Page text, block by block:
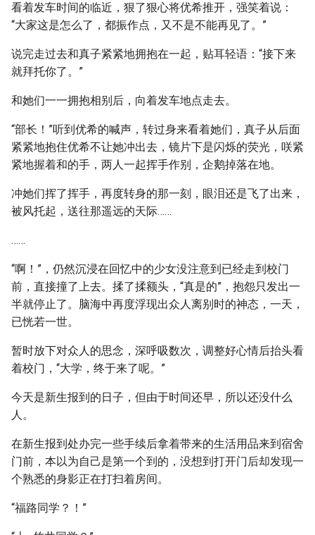
看着发车时间的临近，狠了狠心将优希推开，强笑着说：
“大家这是怎么了，都振作点，又不是不能再见了。”
说完走过去和真子紧紧地拥抱在一起，贴耳轻语：“接下来
就拜托你了。”
和她们一一拥抱相别后，向着发车地点走去。
“部长！”听到优希的喊声，转过身来看着她们，真子从后面
紧紧地抱住优希不让她冲出去，镜片下是闪烁的荧光，咲紧
紧地握着和的手，两人一起挥手作别，企鹅掉落在地。
冲她们挥了挥手，再度转身的那一刻，眼泪还是飞了出来，
被风托起，送往那遥远的天际……
……
“啊！”，仍然沉浸在回忆中的少女没注意到已经走到校门
前，直接撞了上去。揉了揉额头，“真是的”，抱怨只发出一
半就停止了。脑海中再度浮现出众人离别时的神态，一天，
已恍若一世。
暂时放下对众人的思念，深呼吸数次，调整好心情后抬头看
着校门，“大学，终于来了呢。”
今天是新生报到的日子，但由于时间还早，所以还没什么
人。
在新生报到处办完一些手续后拿着带来的生活用品来到宿舍
门前，本以为自己是第一个到的，没想到打开门后却发现一
个熟悉的身影正在打扫着房间。
“福路同学？！”